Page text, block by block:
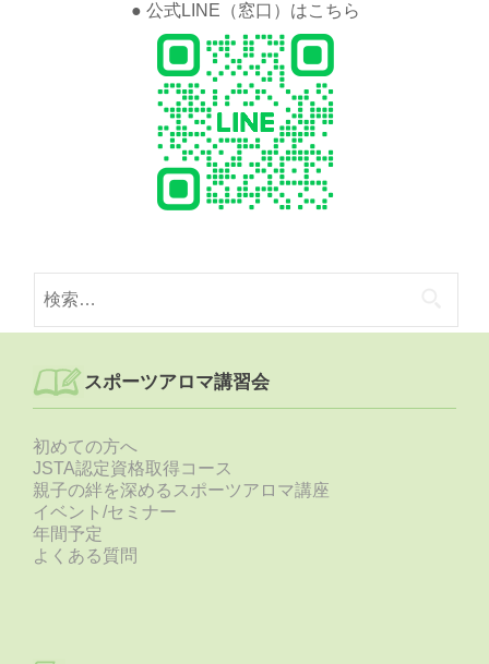
● 公式LINE（窓口）はこちら
索:
スポーツアロマ講習会
初めての方へ
JSTA認定資格取得コース
親子の絆を深めるスポーツアロマ講座
イベント/セミナー
年間予定
よくある質問